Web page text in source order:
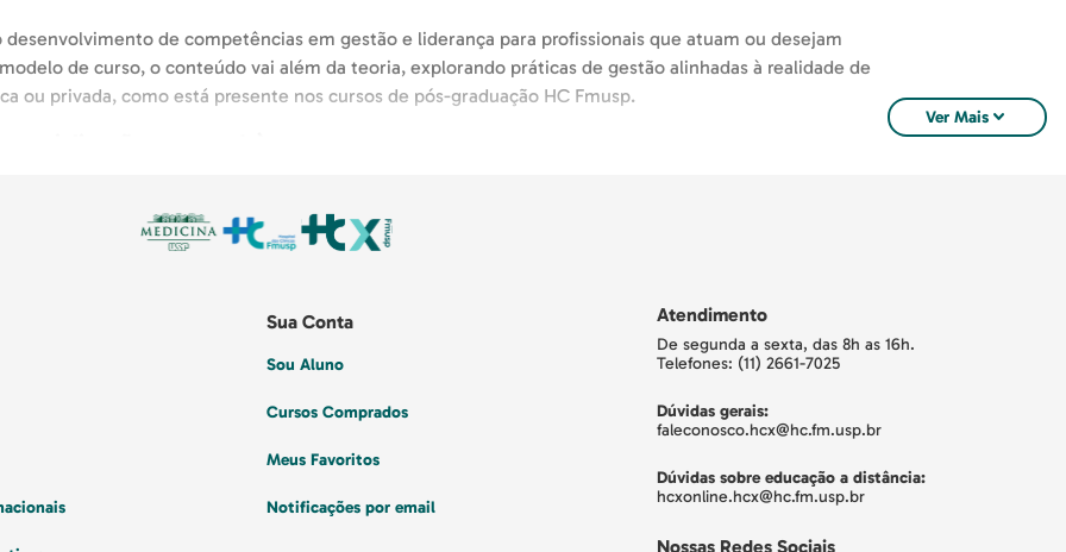
de competências em gestão e liderança para profissionais que atuam ou desejam
de curso, o conteúdo vai além da teoria, explorando práticas de gestão alinhadas à realidade de
ou privada, como está presente nos cursos de pós-graduação HC Fmusp.
aplicáveis ao cotidiano corporativo, utilizando metodologias orientadas para resultados.
como a residência e os cursos lato sensu, tendem a aprofundar aspectos técnicos, enquanto o MBA
É ideal para médicos, enfermeiros, farmacêuticos, administradores, engenheiros clínicos, entre
inovação, processos de qualidade, liderança de equipes e eficiência em saúde.
do Hospital das Clínicas da Faculdade de Medicina da USP (HC Fmusp), reconhecido como
Ver Maisexpand_more
Sua Conta
Sou Aluno
Cursos Comprados
Meus Favoritos
Notificações por email
Atendimento
De segunda a sexta, das 8h as 16h.
Telefones: (11) 2661-7025
Dúvidas gerais:
faleconosco.hcx@hc.fm.usp.br
Dúvidas sobre educação a distância:
hcxonline.hcx@hc.fm.usp.br
Nossas Redes Sociais